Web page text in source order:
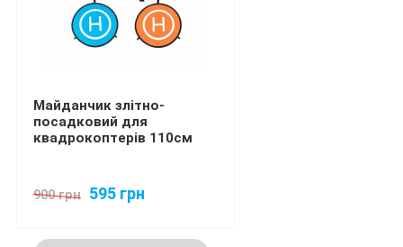
Майданчик злітно-
посадковий для
квадрокоптерів 110см
900 грн 595 грн